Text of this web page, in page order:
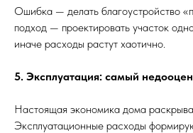
Ошибка — делать благоустройство
подход — проектировать участок
иначе расходы растут хаотично.
5. Эксплуатация: самый
Настоящая экономика дома
Эксплуатационные расходы